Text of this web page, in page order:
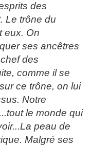
des
Le trône du
eux. On
ses ancêtres
des
comme il se
ce trône, on lui
Notre
le monde qui
peau de
Malgré ses